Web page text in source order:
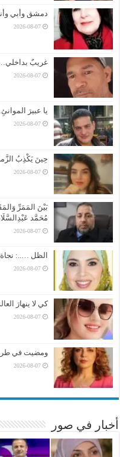
دمشق وأبي
2026-08-07
غريبٌ
2026-08-07
يا عبيرَ
2026-08-07
حِينَ يَكْذِبُ
2026-08-07
بَيْنَ المَمَرِّ
مُحَمَّد
2026-08-07
الظل …..:
2026-08-07
كي لا ينهارَ
2026-08-07
ومضيت في
2026-08-07
أخبار في صور